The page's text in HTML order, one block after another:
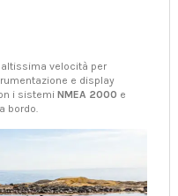
velocità per
e display
i sistemi NMEA 2000 e
bordo.